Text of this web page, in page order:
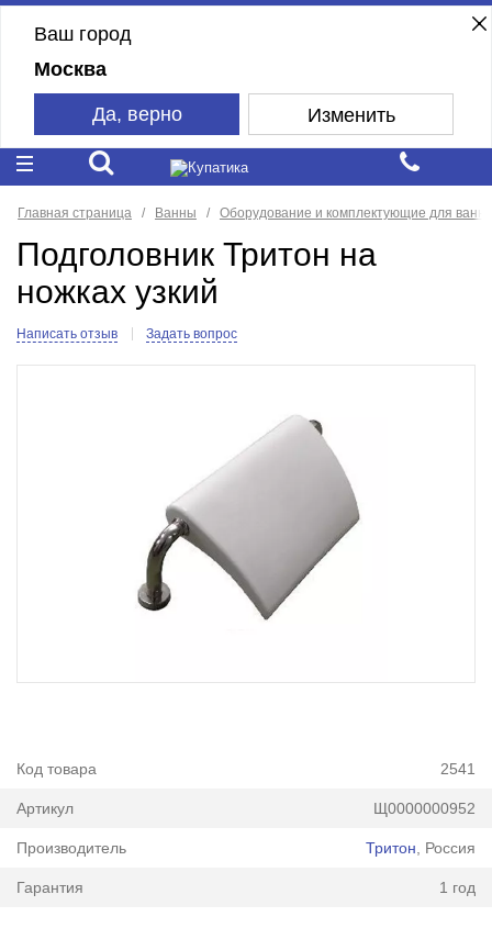
Ваш город
Москва
Да, верно Изменить
Главная страница Ванны Оборудование и комплектующие для ванн
Подголовник Тритон на
ножках узкий
Написать отзыв Задать вопрос
Код товара 2541
Артикул Щ0000000952
Производитель Тритон , Россия
Гарантия 1 год